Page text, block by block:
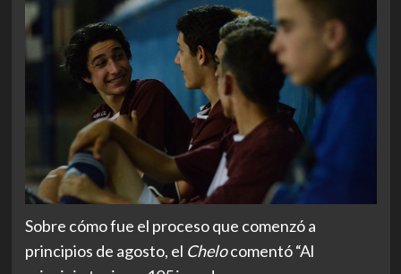
Sobre cómo fue el proceso que comenzó a
principios de agosto, el Chelocomentó “Al